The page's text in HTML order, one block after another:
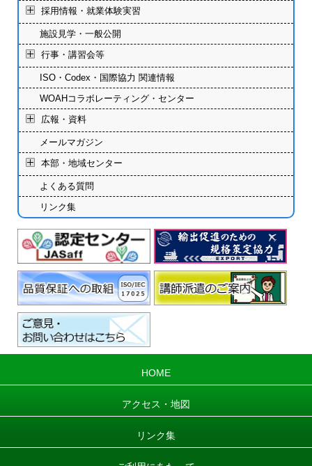
採用情報・就業体験実習
施設見学・一般公開
行事・講習会等
ISO・Codex・国際協力 関連情報
WOAHコラボレーティング・センター
広報・資料
メールマガジン
本部・地域センター
よくある質問
リンク集
HOME
アクセス・地図
リンク集